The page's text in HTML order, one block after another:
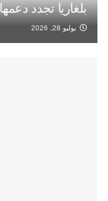
بلغاريا تجدد
يوليو 28, 2026